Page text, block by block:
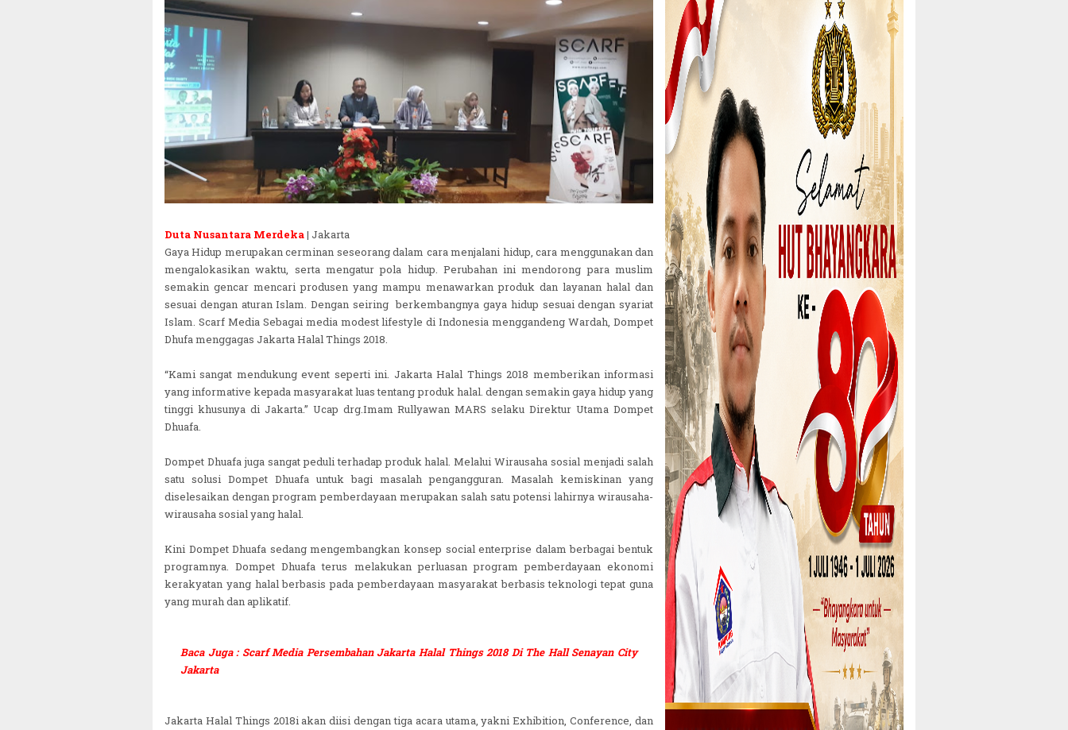
Duta Nusantara Merdeka| Jakarta
Gaya Hidup merupakan cerminan seseorang dalam cara menjalani hidup, cara menggunakan dan
mengalokasikan waktu, serta mengatur pola hidup. Perubahan ini mendorong para muslim
semakin gencar mencari produsen yang mampu menawarkan produk dan layanan halal dan
sesuai dengan aturan Islam. Dengan seiring berkembangnya gaya hidup sesuai dengan syariat
Islam. Scarf Media Sebagai media modest lifestyle di Indonesia menggandeng Wardah, Dompet
Dhufa menggagas Jakarta Halal Things 2018.
“Kami sangat mendukung event seperti ini. Jakarta Halal Things 2018 memberikan informasi
yang informative kepada masyarakat luas tentang produk halal. dengan semakin gaya hidup yang
tinggi khusunya di Jakarta.” Ucap drg.Imam Rullyawan MARS selaku Direktur Utama Dompet
Dhuafa.
Dompet Dhuafa juga sangat peduli terhadap produk halal. Melalui Wirausaha sosial menjadi salah
satu solusi Dompet Dhuafa untuk bagi masalah pengangguran. Masalah kemiskinan yang
diselesaikan dengan program pemberdayaan merupakan salah satu potensi lahirnya wirausaha-
wirausaha sosial yang halal.
Kini Dompet Dhuafa sedang mengembangkan konsep social enterprise dalam berbagai bentuk
programnya. Dompet Dhuafa terus melakukan perluasan program pemberdayaan ekonomi
kerakyatan yang halal berbasis pada pemberdayaan masyarakat berbasis teknologi tepat guna
yang murah dan aplikatif.
Baca Juga : Scarf Media Persembahan Jakarta Halal Things 2018 Di The Hall Senayan City
Jakarta
Jakarta Halal Things 2018i akan diisi dengan tiga acara utama, yakni Exhibition, Conference, dan